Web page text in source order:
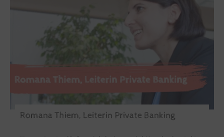
Romana Thiem, Leiterin Private Banking